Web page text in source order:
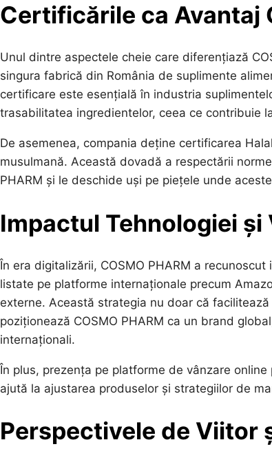
Certificările ca Avantaj
Unul dintre aspectele cheie care diferențiază
singura fabrică din România de suplimente
certificare este esențială în industria
trasabilitatea ingredientelor, ceea ce contribuie
De asemenea, compania deține certificarea
musulmană. Această dovadă a respectării
PHARM și le deschide uși pe piețele unde
Impactul Tehnologiei și
În era digitalizării, COSMO PHARM a
listate pe platforme internaționale precum
externe. Această strategia nu doar că
poziționează COSMO PHARM ca un brand
internaționali.
În plus, prezența pe platforme de vânzare
ajută la ajustarea produselor și strategiilor de
Perspectivele de Viitor